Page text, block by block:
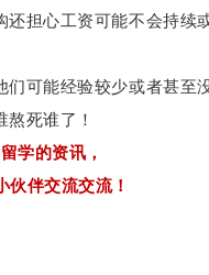
还担心工资可能不会持续
们可能经验较少或者甚至
熬死谁了！
留学的资讯，
伴交流交流！